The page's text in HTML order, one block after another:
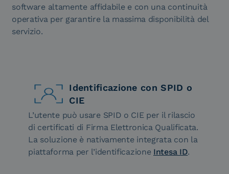
software altamente affidabile e con una continuità
operativa per garantire la massima disponibilità del
servizio.
Identificazione con SPID o
CIE
L’utente può usare SPID o CIE per il rilascio
di certificati di Firma Elettronica Qualificata.
La soluzione è nativamente integrata con la
piattaforma per l’identificazione Intesa ID.